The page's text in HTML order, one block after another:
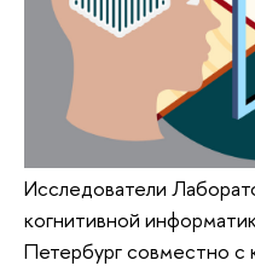
Исследователи
когнитивной
Петербург совместно с